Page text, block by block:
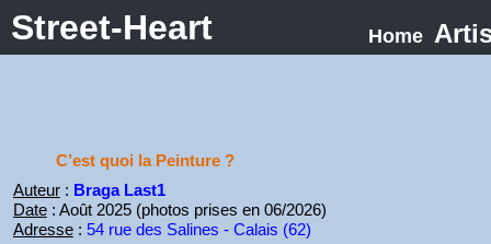
Street-Heart Home
C’est quoi la Peinture ?
Auteur: Braga Last1
Date: Août 2025 (photos prises en 06/2026)
Adresse: 54 rue des Salines - Calais (62)